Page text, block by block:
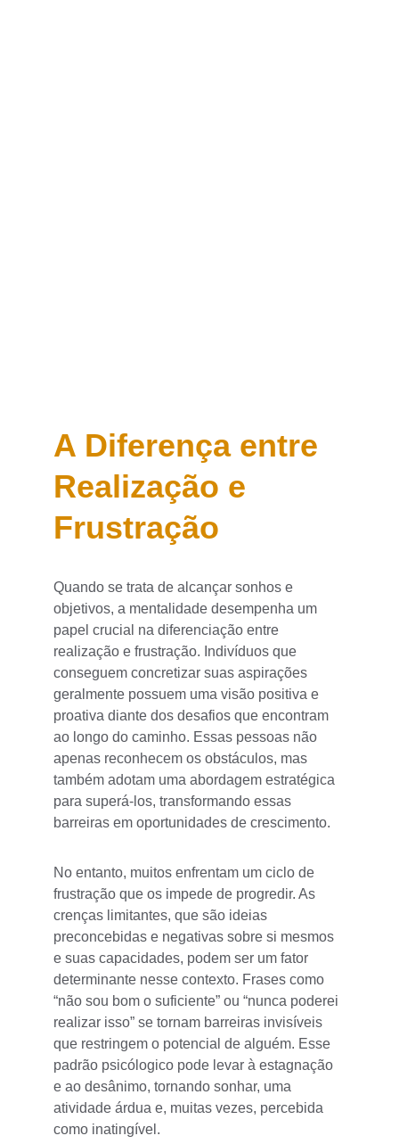
A Diferença entre
Realização e
Frustração
Quando se trata de alcançar sonhos e
objetivos, a mentalidade desempenha um
papel crucial na diferenciação entre
realização e frustração. Indivíduos que
conseguem concretizar suas aspirações
geralmente possuem uma visão positiva e
proativa diante dos desafios que encontram
ao longo do caminho. Essas pessoas não
apenas reconhecem os obstáculos, mas
também adotam uma abordagem estratégica
para superá-los, transformando essas
barreiras em oportunidades de crescimento.
No entanto, muitos enfrentam um ciclo de
frustração que os impede de progredir. As
crenças limitantes, que são ideias
preconcebidas e negativas sobre si mesmos
e suas capacidades, podem ser um fator
determinante nesse contexto. Frases como
“não sou bom o suficiente” ou “nunca poderei
realizar isso” se tornam barreiras invisíveis
que restringem o potencial de alguém. Esse
padrão psicólogico pode levar à estagnação
e ao desânimo, tornando sonhar, uma
atividade árdua e, muitas vezes, percebida
como inatingível.